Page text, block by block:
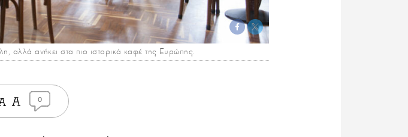
αλλά ανήκει στα πιο ιστορικά καφέ της Ευρώπης.
0